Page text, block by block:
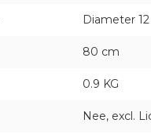
Diameter
80 cm
0.9 KG
Nee, excl.